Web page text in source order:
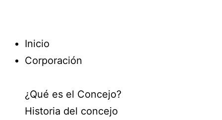
Inicio
Corporación
¿Qué es el Concejo?
Historia del concejo